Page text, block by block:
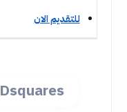
للتقديم الان
Dsquares